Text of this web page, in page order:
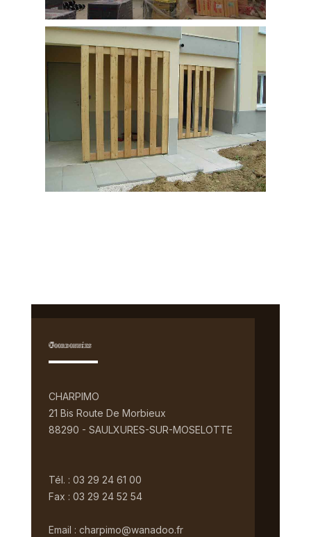
Coordonnées
CHARPIMO
21 Bis Route De Morbieux
88290 - SAULXURES-SUR-MOSELOTTE
Tél. : 03 29 24 61 00
Fax : 03 29 24 52 54
Email : charpimo@wanadoo.fr